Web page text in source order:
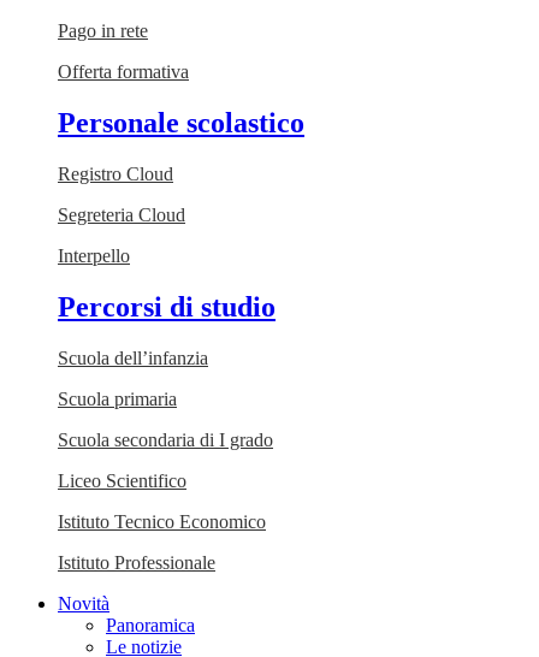
Pago in rete
Offerta formativa
Personale scolastico
Registro Cloud
Segreteria Cloud
Interpello
Percorsi di studio
Scuola dell’infanzia
Scuola primaria
Scuola secondaria di I grado
Liceo Scientifico
Istituto Tecnico Economico
Istituto Professionale
Novità
Panoramica
Le notizie